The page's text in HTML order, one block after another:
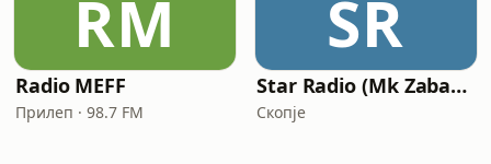
RM
Radio MEFF
Прилеп · 98.7 FM
SR
Star Radio (Mk Zabavna)
Скопје